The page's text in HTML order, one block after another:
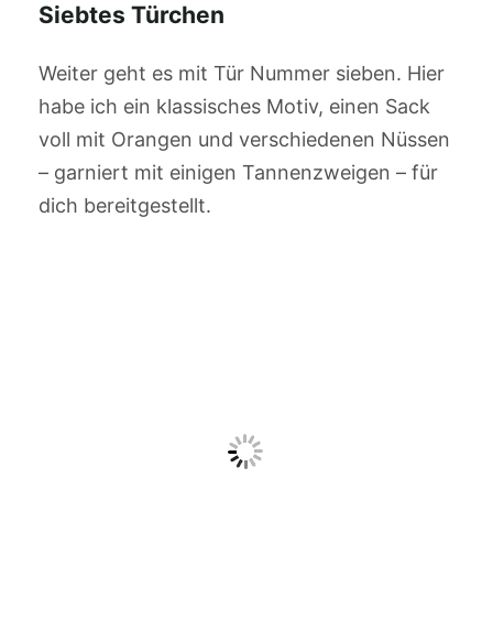
Siebtes Türchen
Weiter geht es mit Tür Nummer sieben. Hier
habe ich ein klassisches Motiv, einen Sack
voll mit Orangen und verschiedenen Nüssen
– garniert mit einigen Tannenzweigen – für
dich bereitgestellt.